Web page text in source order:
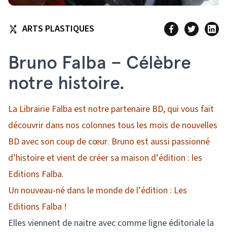
ARTS PLASTIQUES
Bruno Falba – Célèbre
notre histoire.
La Librairie Falba est notre partenaire BD, qui vous fait
découvrir dans nos colonnes tous les mois de nouvelles
BD avec son coup de cœur. Bruno est aussi passionné
d’histoire et vient de créer sa maison d’édition : les
Editions Falba.
Un nouveau-né dans le monde de l’édition : Les
Editions Falba !
Elles viennent de naitre avec comme ligne éditoriale la